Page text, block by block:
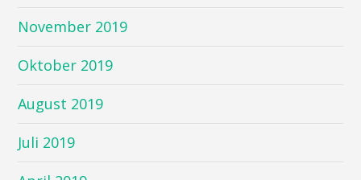
November 2019
Oktober 2019
August 2019
Juli 2019